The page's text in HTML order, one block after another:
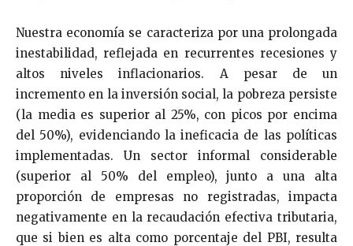
Nuestra economía se caracteriza por una prolongada
inestabilidad, reflejada en recurrentes recesiones y
altos niveles inflacionarios. A pesar de un
incremento en la inversión social, la pobreza persiste
(la media es superior al 25%, con picos por encima
del 50%), evidenciando la ineficacia de las políticas
implementadas. Un sector informal considerable
(superior al 50% del empleo), junto a una alta
proporción de empresas no registradas, impacta
negativamente en la recaudación efectiva tributaria,
que si bien es alta como porcentaje del PBI, resulta